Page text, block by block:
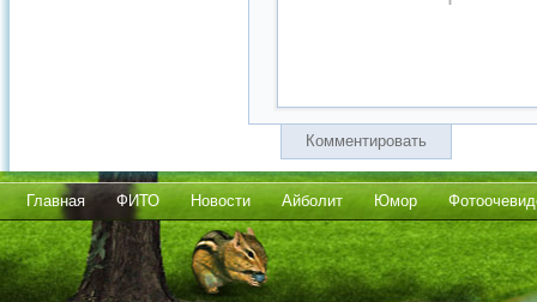
Комментировать
Главная ФИТО Новости Айболит Юмор